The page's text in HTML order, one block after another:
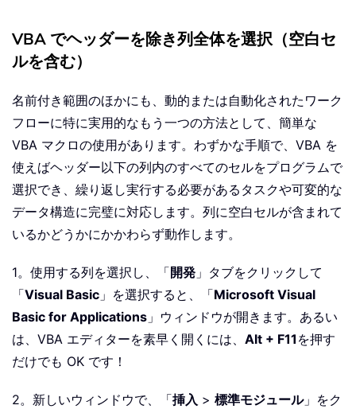
VBA でヘッダーを除き列全体を選択（空白セ
ルを含む）
名前付き範囲のほかにも、動的または自動化されたワーク
フローに特に実用的なもう一つの方法として、簡単な
VBA マクロの使用があります。わずかな手順で、VBA を
使えばヘッダー以下の列内のすべてのセルをプログラムで
選択でき、繰り返し実行する必要があるタスクや可変的な
データ構造に完璧に対応します。列に空白セルが含まれて
いるかどうかにかかわらず動作します。
1。使用する列を選択し、「開発 」タブをクリックして
「Visual Basic 」を選択すると、「Microsoft Visual
Basic for Applications 」ウィンドウが開きます。あるい
は、VBA エディターを素早く開くには、 Alt + F11 を押す
だけでも OK です！
2。新しいウィンドウで、「挿入 > 標準モジュール」をク